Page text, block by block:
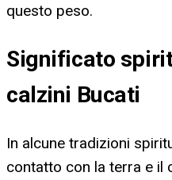
questo peso.
Significato
calzini Bucati
In alcune tradizioni
contatto con la terra e il